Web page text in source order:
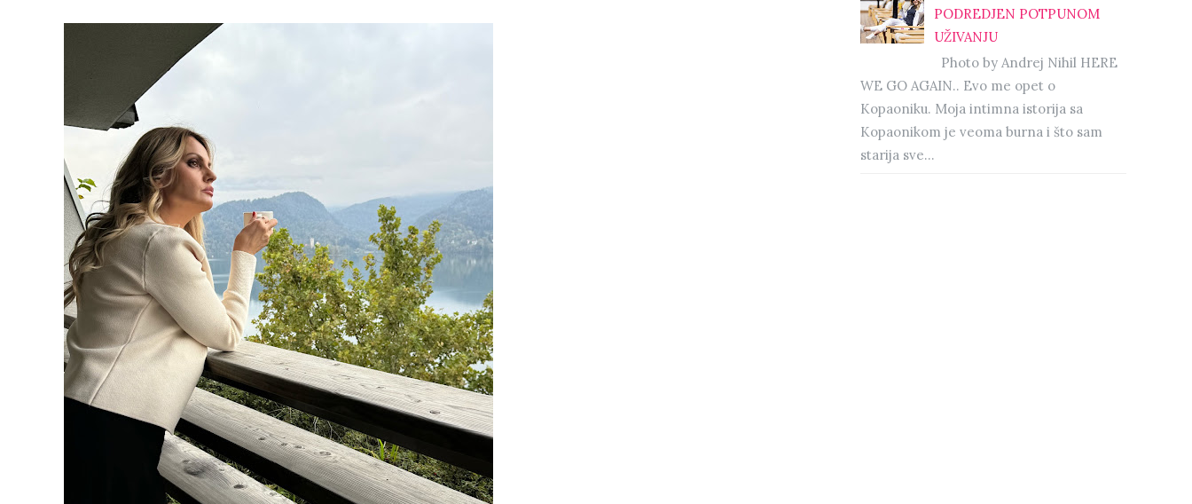
PODREDJEN POTPUNOM
UŽIVANJU
Photo by Andrej Nihil HERE
WE GO AGAIN.. Evo me opet o
Kopaoniku. Moja intimna istorija sa
Kopaonikom je veoma burna i što sam
starija sve...